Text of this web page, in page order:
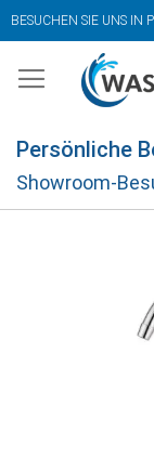
BESUCHEN SIE UNS IN
Inhalt
Persönliche
Showroom-